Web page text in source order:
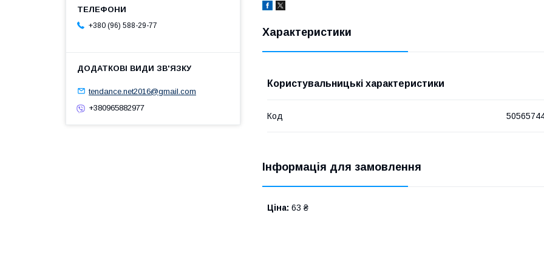
Характеристики
Користувальницькі характеристики
Код
Інформація для замовлення
Ціна: 63 ₴
+380 (96) 588-29-77
tendance.net2016@gmail.com
+380965882977